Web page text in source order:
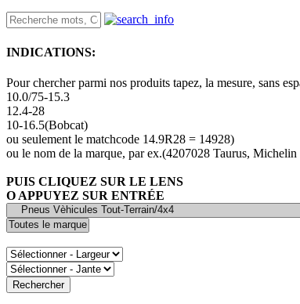
INDICATIONS:
Pour chercher parmi nos produits tapez, la mesure, sans
10.0/75-15.3
12.4-28
10-16.5(Bobcat)
ou seulement le matchcode 14.9R28 = 14928)
ou le nom de la marque, par ex.(4207028 Taurus,
PUIS CLIQUEZ SUR LE LENS
O APPUYEZ SUR ENTRÉE